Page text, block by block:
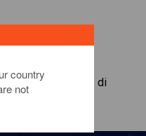
questo prodotto di
clic qui
country
not